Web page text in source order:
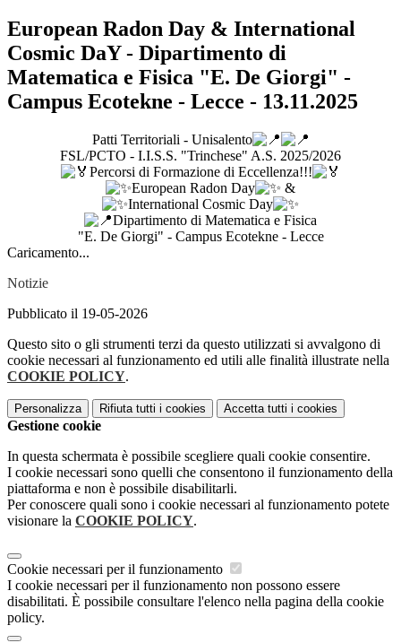
European Radon Day & International
Cosmic DaY - Dipartimento di
Matematica e Fisica "E. De Giorgi" -
Campus Ecotekne - Lecce - 13.11.2025
Patti Territoriali - Unisalento
FSL/PCTO - I.I.S.S. "Trinchese" A.S. 2025/2026
Percorsi di Formazione di Eccellenza!!!
European Radon Day
&
International Cosmic Day
Dipartimento di Matematica e Fisica
"E. De Giorgi" - Campus Ecotekne - Lecce
Caricamento...
Notizie
Pubblicato il 19-05-2026
Questo sito o gli strumenti terzi da questo utilizzati si avvalgono di
cookie necessari al funzionamento ed utili alle finalità illustrate nella
COOKIE POLICY.
Personalizza Rifiuta tutti i cookies Accetta tutti i cookies
Gestione cookie
In questa schermata è possibile scegliere quali cookie consentire.
I cookie necessari sono quelli che consentono il funzionamento della
piattaforma e non è possibile disabilitarli.
Per conoscere quali sono i cookie necessari al funzionamento potete
visionare la COOKIE POLICY.
Cookie necessari per il funzionamento
I cookie necessari per il funzionamento non possono essere
disabilitati. È possibile consultare l'elenco nella pagina della cookie
policy.